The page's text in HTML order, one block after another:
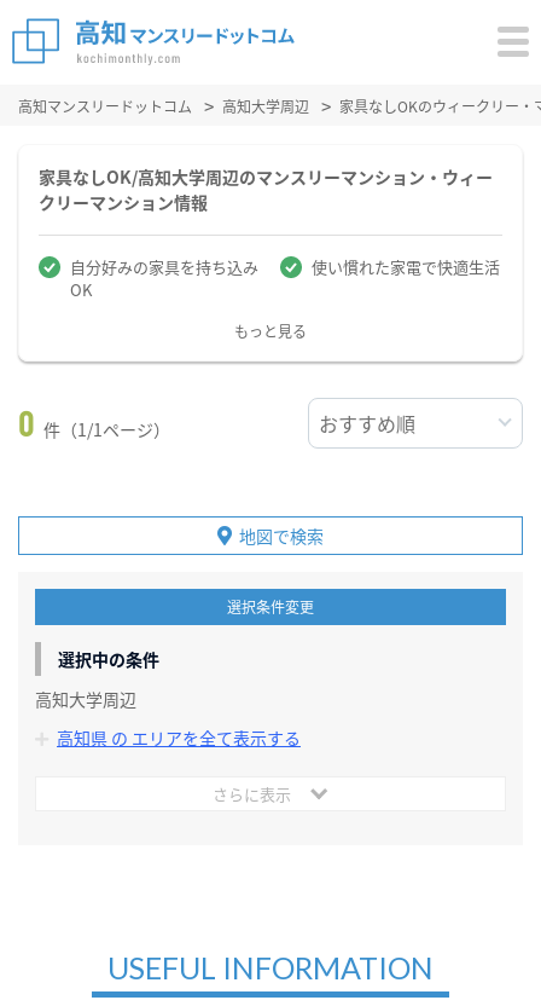
高知マンスリードットコム 高知大学周辺 家具なしOKのウィークリー
家具なしOK/高知大学周辺のマンスリーマンション・ウィー
クリーマンション情報
自分好みの家具を持ち込み
OK
使い慣れた家電で快適生活
もっと見る
0 件（1/1ページ）
地図で検索
選択条件変更
選択中の条件
高知大学周辺
高知県 の エリアを全て表示する
さらに表示
USEFUL INFORMATION